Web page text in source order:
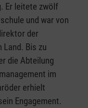
Er leitete zwölf
und war von
der
Land. Bis zu
die Abteilung
im
erhielt
Engagement.